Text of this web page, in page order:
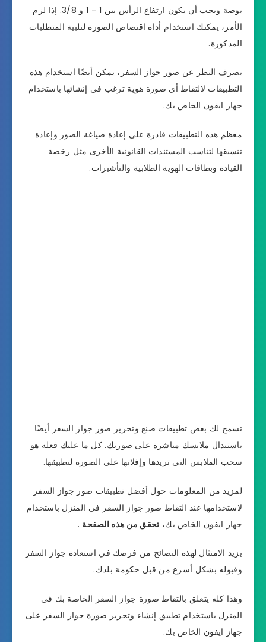
بوصة ويجب أن يكون ارتفاع الرأس بين 1 – 1 و 3/8. إذا لزم
الأمر، يمكنك استخدام أداة اقتصاص الصورة لتلبية المتطلبات
المذكورة.
بصرف النظر عن صور جواز السفر، يمكن أيضًا استخدام هذه
التطبيقات لالتقاط أي صورة هوية ترغب في إنشائها باستخدام
جهاز ايفون الخاص بك.
معظم هذه التطبيقات قادرة على إعادة صياغة الصور وإعادة
تنسيقها لتناسب المستندات القانونية الأخرى مثل رخصة
القيادة وبطاقات الهوية الطلابية والتأشيرات.
تسمح لك بعض تطبيقات صنع وتحرير صور جواز السفر أيضًا
باستبدال ملابسك مباشرة على صورتك. كل ما عليك فعله هو
سحب الملابس التي تريدها وإفلاتها على الصورة لتطبيقها.
لمزيد من المعلومات حول أفضل تطبيقات صور جواز السفر
لاستخدامها عند التقاط صور جواز السفر في المنزل باستخدام
جهاز ايفون الخاص بك، تحقق من هذه الصفحة .
يزيد الامتثال لهذه النصائح من فرصك في استعادة جواز السفر
وقبوله بشكل أسرع من قبل حكومة بلدك.
وهذا كله يتعلق بالتقاط صورة جواز السفر الخاصة بك في
المنزل باستخدام تطبيق إنشاء وتحرير صورة جواز السفر على
جهاز ايفون الخاص بك.